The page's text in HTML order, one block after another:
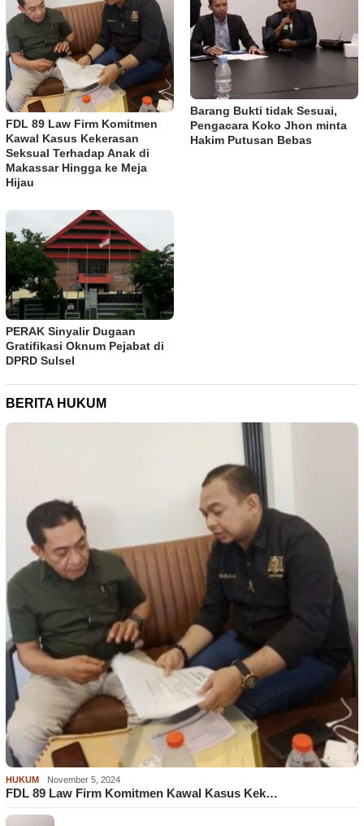
FDL 89 Law Firm Komitmen
Kawal Kasus Kekerasan
Seksual Terhadap Anak di
Makassar Hingga ke Meja
Hijau
Barang Bukti tidak Sesuai,
Pengacara Koko Jhon minta
Hakim Putusan Bebas
PERAK Sinyalir Dugaan
Gratifikasi Oknum Pejabat di
DPRD Sulsel
BERITA HUKUM
HUKUM November 5, 2024
FDL 89 Law Firm Komitmen Kawal Kasus Kek…